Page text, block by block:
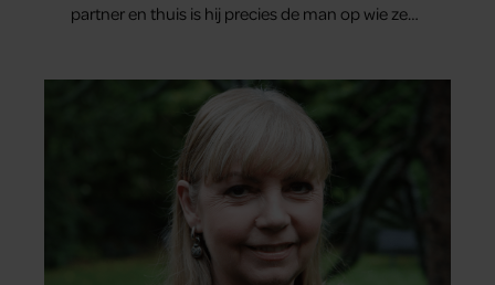
partner en thuis is hij precies de man op wie ze
ze samen onder de mensen zijn.